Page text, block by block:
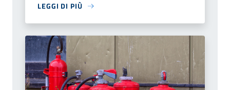
LEGGI DI PIÙ